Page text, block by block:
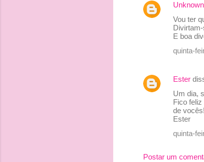
Unknown
Vou ter
E boa
quinta-
Ester
Um dia,
Fico
de
Ester
quinta-
Postar um